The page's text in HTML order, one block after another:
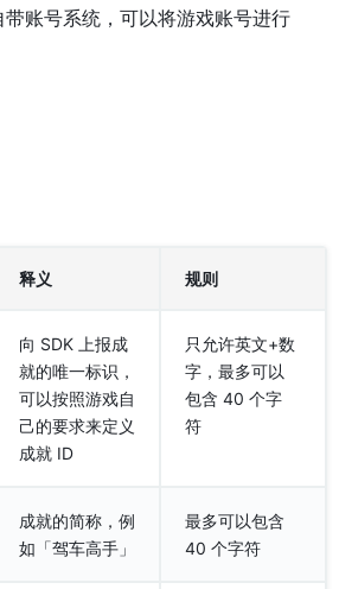
账号系统，可以将游戏账号进行
释义 规则
向 SDK 上报成
就的唯一标识，
可以按照游戏自
己的要求来定义
成就 ID
只允许英文+数
字，最多可以
包含 40 个字
符
成就的简称，例
如「驾车高手」
最多可以包含
40 个字符